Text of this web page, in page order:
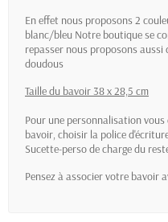
En effet nous proposons 2
blanc/bleu Notre boutique se
repasser nous proposons aussi
doudous
Taille du bavoir 38 x 28,5 cm
Pour une personnalisation
bavoir, choisir la police
Sucette-perso de charge du
Pensez à associer votre bavoir